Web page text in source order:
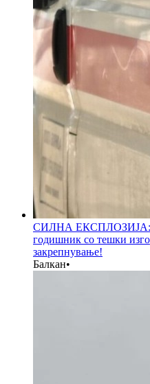
СИЛНА ЕКСПЛОЗИЈА:
годишник со тешки
закрепнување!
Балкан•